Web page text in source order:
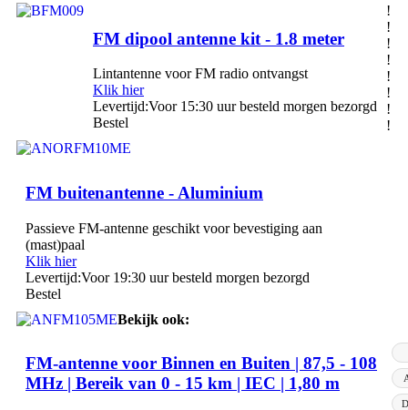
FM dipool antenne kit - 1.8 meter
Lintantenne voor FM radio ontvangst
Klik hier
Levertijd:Voor 15:30 uur besteld morgen bezorgd
Bestel
!
FM buitenantenne - Aluminium
Passieve FM-antenne geschikt voor bevestiging aan
(mast)paal
Klik hier
Levertijd:Voor 19:30 uur besteld morgen bezorgd
Bestel
!
FM-antenne voor Binnen en Buiten | 87,5 - 108
MHz | Bereik van 0 - 15 km | IEC | 1,80 m
!
!
!
!
!
!
Bekijk ook: